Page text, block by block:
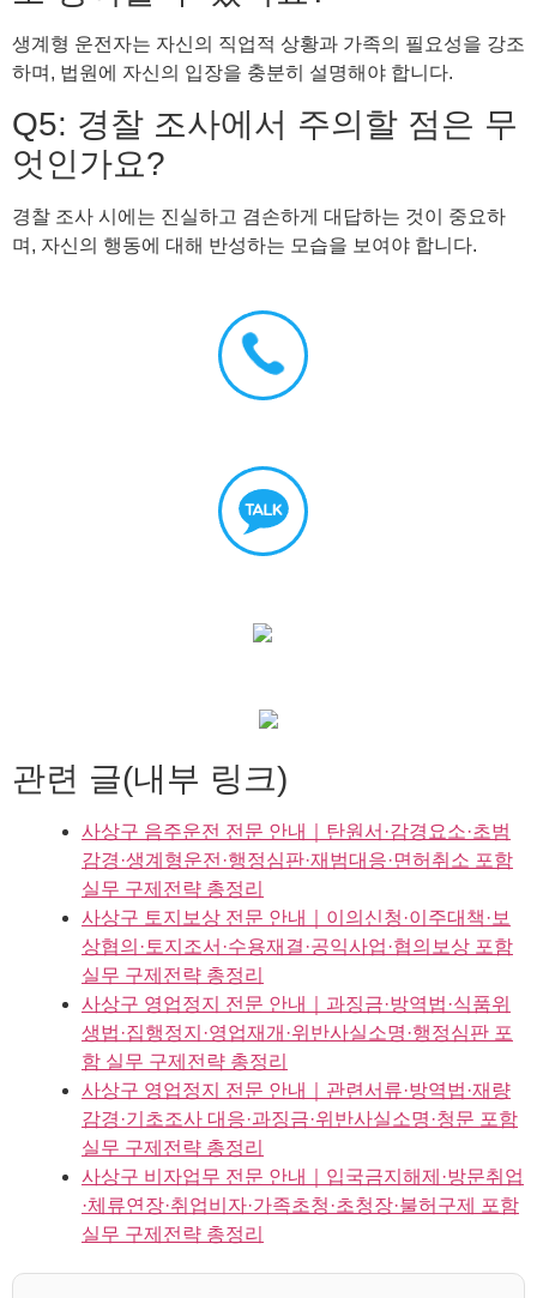
생계형 운전자는 자신의 직업적 상황과 가족의 필요성을 강조
하며, 법원에 자신의 입장을 충분히 설명해야 합니다.
Q5: 경찰 조사에서 주의할 점은 무
엇인가요?
경찰 조사 시에는 진실하고 겸손하게 대답하는 것이 중요하
며, 자신의 행동에 대해 반성하는 모습을 보여야 합니다.
관련 글(내부 링크)
사상구 음주운전 전문 안내｜탄원서·감경요소·초범
감경·생계형운전·행정심판·재범대응·면허취소 포함
실무 구제전략 총정리
사상구 토지보상 전문 안내｜이의신청·이주대책·보
상협의·토지조서·수용재결·공익사업·협의보상 포함
실무 구제전략 총정리
사상구 영업정지 전문 안내｜과징금·방역법·식품위
생법·집행정지·영업재개·위반사실소명·행정심판 포
함 실무 구제전략 총정리
사상구 영업정지 전문 안내｜관련서류·방역법·재량
감경·기초조사 대응·과징금·위반사실소명·청문 포함
실무 구제전략 총정리
사상구 비자업무 전문 안내｜입국금지해제·방문취업
·체류연장·취업비자·가족초청·초청장·불허구제 포함
실무 구제전략 총정리